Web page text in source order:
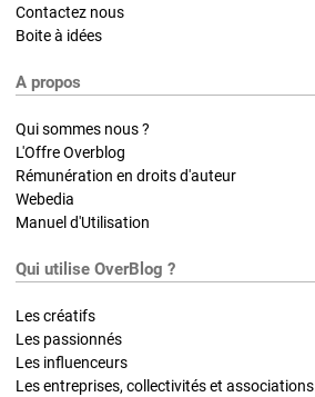
Contactez nous
Boite à idées
A propos
Qui sommes nous ?
L'Offre Overblog
Rémunération en droits d'auteur
Webedia
Manuel d'Utilisation
Qui utilise OverBlog ?
Les créatifs
Les passionnés
Les influenceurs
Les entreprises, collectivités et associations